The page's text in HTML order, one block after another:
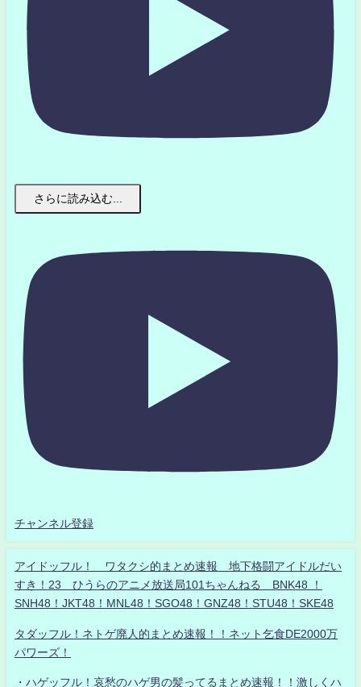
さらに読み込む...
チャンネル登録
アイドッフル！ ワタクシ的まとめ速報 地下格闘アイドルだい
すき！23 ひうらのアニメ放送局101ちゃんねる BNK48 ！
SNH48！JKT48！MNL48！SGO48！GNZ48！STU48！SKE48
タダッフル！ネトゲ廃人的まとめ速報！！ネット乞食DE2000万
パワーズ！
・ハゲッフル！哀愁のハゲ男の髪ってるまとめ速報！！激しくハ